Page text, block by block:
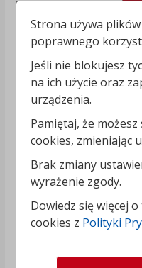
Strona używa
poprawnego
Jeśli nie blokujesz
na ich użycie oraz
urządzenia.
Pamiętaj, że
cookies, zmieniając
Brak zmiany
wyrażenie zgody.
Dowiedz się więcej
cookies z Polityki